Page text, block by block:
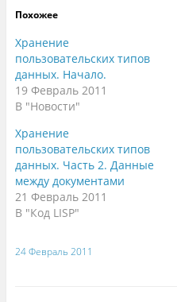
Похожее
Хранение
пользовательских типов
данных. Начало.
19 Февраль 2011
В "Новости"
Хранение
пользовательских типов
данных. Часть 2. Данные
между документами
21 Февраль 2011
В "Код LISP"
24 Февраль 2011